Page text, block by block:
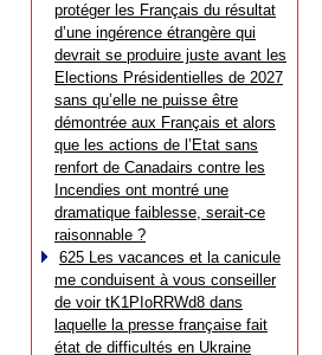
protéger les Français du résultat
d’une ingérence étrangère qui
devrait se produire juste avant les
Elections Présidentielles de 2027
sans qu’elle ne puisse être
démontrée aux Français et alors
que les actions de l’Etat sans
renfort de Canadairs contre les
Incendies ont montré une
dramatique faiblesse, serait-ce
raisonnable ?
625 Les vacances et la canicule
me conduisent à vous conseiller
de voir tK1PIoRRWd8 dans
laquelle la presse française fait
état de difficultés en Ukraine